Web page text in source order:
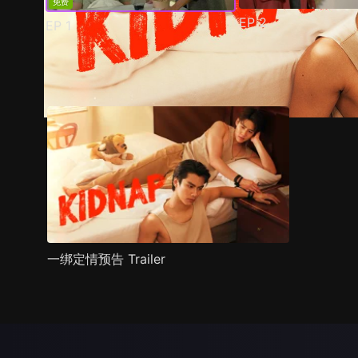
EP 1 EP2
预告 剧照 推荐影片 剧情介绍
一绑定情预告 Trailer